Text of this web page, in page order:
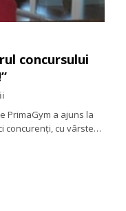
concursului
PrimaGym a ajuns la
concurenți, cu vârste…